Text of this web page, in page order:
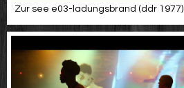
Zur see e03-ladungsbrand (ddr 1977)